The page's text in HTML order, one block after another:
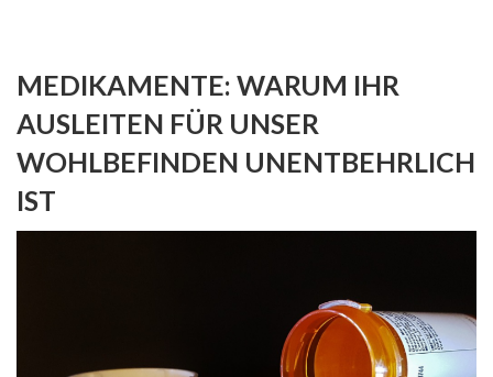
MEDIKAMENTE: WARUM IHR
AUSLEITEN FÜR UNSER
WOHLBEFINDEN UNENTBEHRLICH
IST